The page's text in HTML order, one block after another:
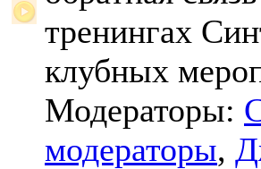
тренингах
клубных
Модераторы:
модераторы,